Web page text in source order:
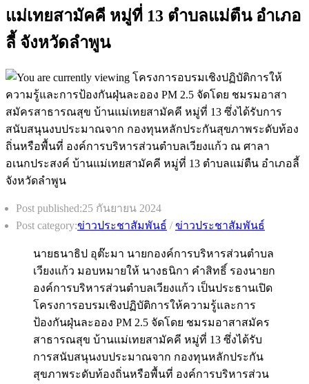
แม่เทยสามัคคี หมู่ที่ 13 ตำบลแม่ตืน อำเภอ
ลี้ จังหวัดลำพูน
Post published:25 กันยายน 2024
Post category:ข่าวประชาสัมพันธ์ / ข่าวประชาสัมพันธ์
นายธนาธิป อุต๊ะมา นายกองค์การบริหารส่วนตำบล
เวียงแก้ว มอบหมายให้ นางธนิกา คำสิทธิ์ รองนายก
องค์การบริหารส่วนตำบลเวียงแก้ว เป็นประธานเปิด
โครงการอบรมเชิงปฏิบัติการให้ความรู้และการ
ป้องกันฝุ่นละออง PM 2.5 จัดโดย ชมรมอาสาสมัคร
สาธารณสุข บ้านแม่เทยสามัคคี หมู่ที่ 13 ซึ่งได้รับ
การสนับสนุนงบประมาณจาก กองทุนหลักประกัน
สุขภาพระดับท้องถิ่นหรือพื้นที่ องค์การบริหารส่วน